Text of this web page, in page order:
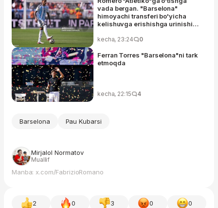
vada bergan. "Barselona"
himoyachi transferi bo'yicha
kelishuvga erishishga urinishi
kecha, 23:24 0
Ferran Torres "Barselona"ni tark
etmoqda
kecha, 22:15 4
Barselona Pau Kubarsi
Mirjalol Normatov
Muallif
Manba: x.com/FabrizioRomano
2 0 3 0 0